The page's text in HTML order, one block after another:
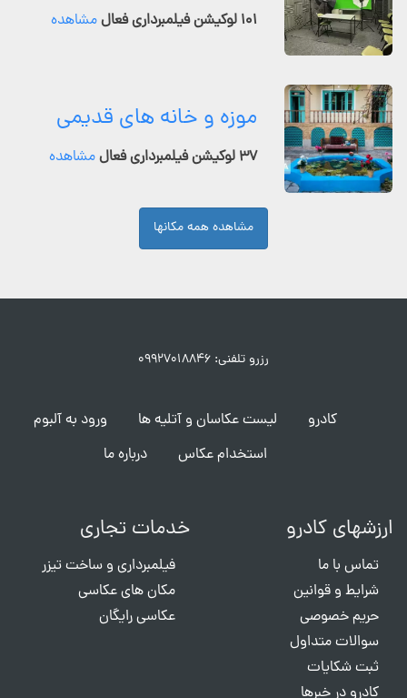
۱۰۱ لوکیشن فیلمبرداری فعال مشاهده
موزه و خانه های قدیمی
۳۷ لوکیشن فیلمبرداری فعال مشاهده
مشاهده همه مکانها
رزرو تلفنی: ۰۹۹۲۷۰۱۸۸۴۶
کادرو لیست عکاسان و آتلیه ها
ورود به آلبوم
استخدام عکاس
درباره ما
ارزشهای کادرو
تماس با ما
شرایط و قوانین
حریم خصوصی
سوالات متداول
ثبت شکایات
کادرو در خبرها
خدمات تجاری
فیلمبرداری و ساخت تیزر
مکان های عکاسی
عکاسی رایگان